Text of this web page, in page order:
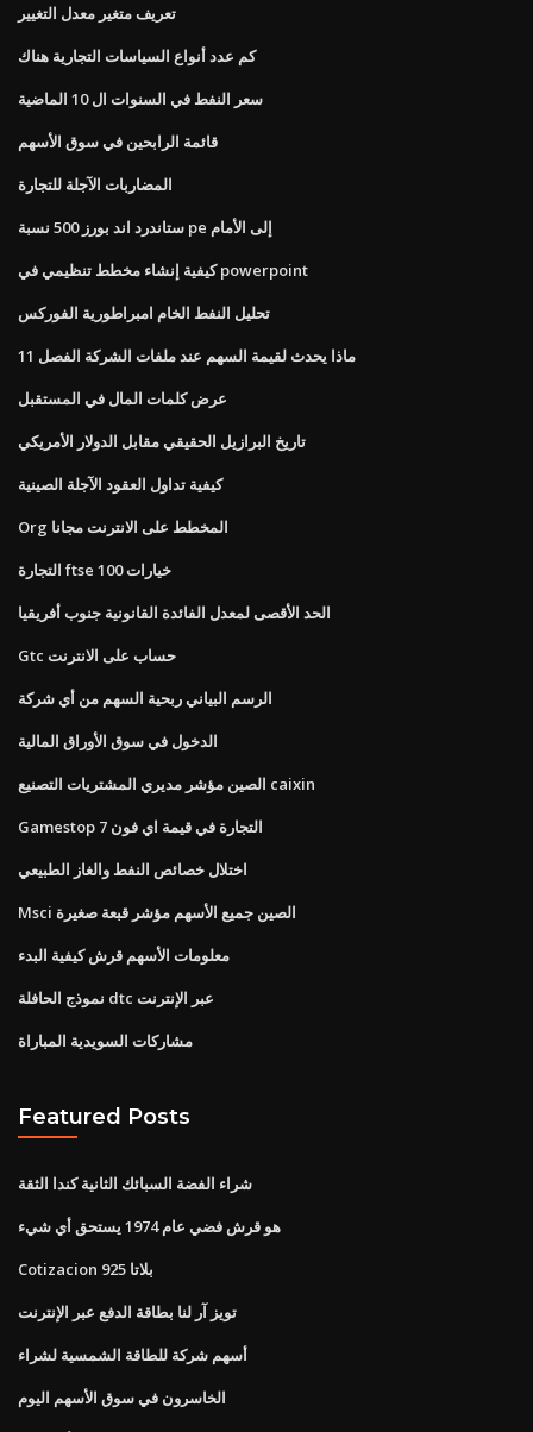
تعريف متغير معدل التغيير
كم عدد أنواع السياسات التجارية هناك
سعر النفط في السنوات ال 10 الماضية
قائمة الرابحين في سوق الأسهم
المضاربات الآجلة للتجارة
ستاندرد اند بورز 500 نسبة pe إلى الأمام
كيفية إنشاء مخطط تنظيمي في powerpoint
تحليل النفط الخام امبراطورية الفوركس
ماذا يحدث لقيمة السهم عند ملفات الشركة الفصل 11
عرض كلمات المال في المستقبل
تاريخ البرازيل الحقيقي مقابل الدولار الأمريكي
كيفية تداول العقود الآجلة الصينية
Org المخطط على الانترنت مجانا
التجارة ftse 100 خيارات
الحد الأقصى لمعدل الفائدة القانونية جنوب أفريقيا
Gtc حساب على الانترنت
الرسم البياني ربحية السهم من أي شركة
الدخول في سوق الأوراق المالية
الصين مؤشر مديري المشتريات التصنيع caixin
Gamestop التجارة في قيمة اي فون 7
اختلال خصائص النفط والغاز الطبيعي
Msci الصين جميع الأسهم مؤشر قبعة صغيرة
معلومات الأسهم قرش كيفية البدء
نموذج الحافلة dtc عبر الإنترنت
مشاركات السويدية المباراة
Featured Posts
شراء الفضة السبائك الثانية كندا الثقة
هو قرش فضي عام 1974 يستحق أي شيء
Cotizacion بلاتا 925
تويز آر لنا بطاقة الدفع عبر الإنترنت
أسهم شركة للطاقة الشمسية لشراء
الخاسرون في سوق الأسهم اليوم